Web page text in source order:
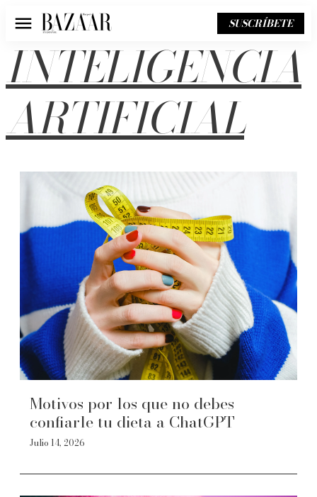
Menú SUSCRÍBETE
INTELIGENCIA
ARTIFICIAL
Motivos por los que no debes
confiarle tu dieta a ChatGPT
Julio 14, 2026